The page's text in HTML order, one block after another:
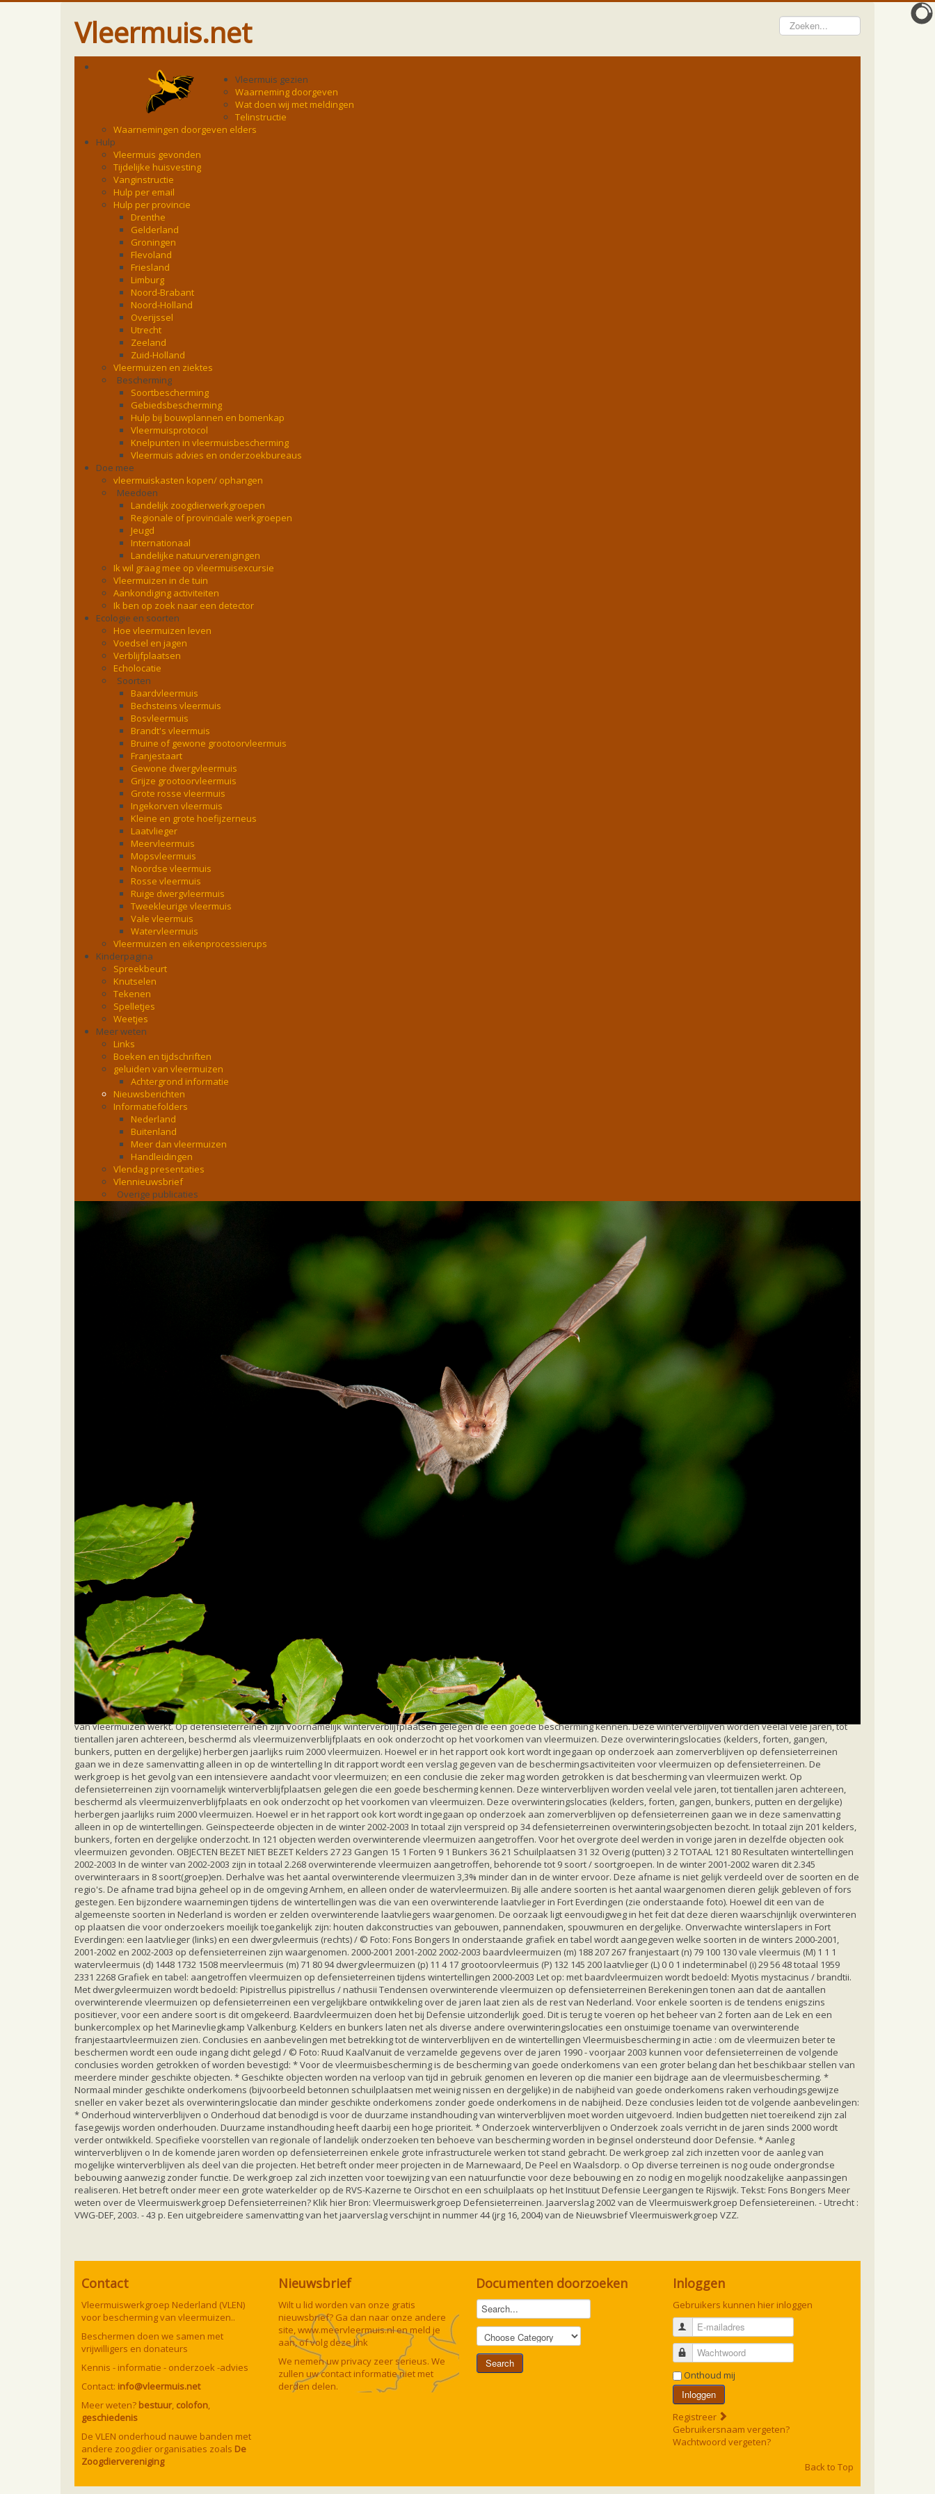
Vleermuis.net
Vleermuis gezien
Waarneming doorgeven
Wat doen wij met meldingen
Telinstructie
Waarnemingen doorgeven elders
Hulp
Vleermuis gevonden
Tijdelijke huisvesting
Vanginstructie
Hulp per email
Hulp per provincie
Drenthe
Gelderland
Groningen
Flevoland
Friesland
Limburg
Noord-Brabant
Noord-Holland
Overijssel
Utrecht
Zeeland
Zuid-Holland
Vleermuizen en ziektes
Bescherming
Soortbescherming
Gebiedsbescherming
Hulp bij bouwplannen en bomenkap
Vleermuisprotocol
Knelpunten in vleermuisbescherming
Vleermuis advies en onderzoekbureaus
Doe mee
vleermuiskasten kopen/ ophangen
Meedoen
Landelijk zoogdierwerkgroepen
Regionale of provinciale werkgroepen
Jeugd
Internationaal
Landelijke natuurverenigingen
Ik wil graag mee op vleermuisexcursie
Vleermuizen in de tuin
Aankondiging activiteiten
Ik ben op zoek naar een detector
Ecologie en soorten
Hoe vleermuizen leven
Voedsel en jagen
Verblijfplaatsen
Echolocatie
Soorten
Baardvleermuis
Bechsteins vleermuis
Bosvleermuis
Brandt's vleermuis
Bruine of gewone grootoorvleermuis
Franjestaart
Gewone dwergvleermuis
Grijze grootoorvleermuis
Grote rosse vleermuis
Ingekorven vleermuis
Kleine en grote hoefijzerneus
Laatvlieger
Meervleermuis
Mopsvleermuis
Noordse vleermuis
Rosse vleermuis
Ruige dwergvleermuis
Tweekleurige vleermuis
Vale vleermuis
Watervleermuis
Vleermuizen en eikenprocessierups
Kinderpagina
Spreekbeurt
Knutselen
Tekenen
Spelletjes
Weetjes
Meer weten
Links
Boeken en tijdschriften
geluiden van vleermuizen
Achtergrond informatie
Nieuwsberichten
Informatiefolders
Nederland
Buitenland
Meer dan vleermuizen
Handleidingen
Vlendag presentaties
Vlennieuwsbrief
Overige publicaties
zoonose info (rabies, corona, etc)
rapporten
Home Meer weten Resultaten Wintertellingen 2000-2003 Vleermuiswerkgroep Defensieterreinen
Resultaten Wintertellingen 2000-2003 Vleermuiswerkgroep Defensieterreinen
In juni 2003 is het 3e jaarverslag van de Vleermuiswerkgroep Defensieterreinen (VWG-DEF) verschenen. In dit rapport wordt een verslag gegeven van de beschermingsactiviteiten voor
vleermuizen op defensieterreinen. De werkgroep is het gevolg van een intensievere aandacht voor vleermuizen; en een conclusie die zeker mag worden getrokken is dat bescherming
van vleermuizen werkt. Op defensieterreinen zijn voornamelijk winterverblijfplaatsen gelegen die een goede bescherming kennen. Deze winterverblijven worden veelal vele jaren, tot
tientallen jaren achtereen, beschermd als vleermuizenverblijfplaats en ook onderzocht op het voorkomen van vleermuizen. Deze overwinteringslocaties (kelders, forten, gangen,
bunkers, putten en dergelijke) herbergen jaarlijks ruim 2000 vleermuizen. Hoewel er in het rapport ook kort wordt ingegaan op onderzoek aan zomerverblijven op defensieterreinen
gaan we in deze samenvatting alleen in op de wintertelling In dit rapport wordt een verslag gegeven van de beschermingsactiviteiten voor vleermuizen op defensieterreinen. De
werkgroep is het gevolg van een intensievere aandacht voor vleermuizen; en een conclusie die zeker mag worden getrokken is dat bescherming van vleermuizen werkt. Op
defensieterreinen zijn voornamelijk winterverblijfplaatsen gelegen die een goede bescherming kennen. Deze winterverblijven worden veelal vele jaren, tot tientallen jaren achtereen,
beschermd als vleermuizenverblijfplaats en ook onderzocht op het voorkomen van vleermuizen. Deze overwinteringslocaties (kelders, forten, gangen, bunkers, putten en dergelijke)
herbergen jaarlijks ruim 2000 vleermuizen. Hoewel er in het rapport ook kort wordt ingegaan op onderzoek aan zomerverblijven op defensieterreinen gaan we in deze samenvatting
alleen in op de wintertellingen. Geïnspecteerde objecten in de winter 2002-2003 In totaal zijn verspreid op 34 defensieterreinen overwinteringsobjecten bezocht. In totaal zijn 201 kelders,
bunkers, forten en dergelijke onderzocht. In 121 objecten werden overwinterende vleermuizen aangetroffen. Voor het overgrote deel werden in vorige jaren in dezelfde objecten ook
vleermuizen gevonden. OBJECTEN BEZET NIET BEZET Kelders 27 23 Gangen 15 1 Forten 9 1 Bunkers 36 21 Schuilplaatsen 31 32 Overig (putten) 3 2 TOTAAL 121 80 Resultaten wintertellingen
2002-2003 In de winter van 2002-2003 zijn in totaal 2.268 overwinterende vleermuizen aangetroffen, behorende tot 9 soort / soortgroepen. In de winter 2001-2002 waren dit 2.345
overwinteraars in 8 soort(groep)en. Derhalve was het aantal overwinterende vleermuizen 3,3% minder dan in de winter ervoor. Deze afname is niet gelijk verdeeld over de soorten en de
regio's. De afname trad bijna geheel op in de omgeving Arnhem, en alleen onder de watervleermuizen. Bij alle andere soorten is het aantal waargenomen dieren gelijk gebleven of fors
gestegen. Een bijzondere waarnemingen tijdens de wintertellingen was die van een overwinterende laatvlieger in Fort Everdingen (zie onderstaande foto). Hoewel dit een van de
algemeenste soorten in Nederland is worden er zelden overwinterende laatvliegers waargenomen. De oorzaak ligt eenvoudigweg in het feit dat deze dieren waarschijnlijk overwinteren
op plaatsen die voor onderzoekers moeilijk toegankelijk zijn: houten dakconstructies van gebouwen, pannendaken, spouwmuren en dergelijke. Onverwachte winterslapers in Fort
Everdingen: een laatvlieger (links) en een dwergvleermuis (rechts) / © Foto: Fons Bongers In onderstaande grafiek en tabel wordt aangegeven welke soorten in de winters 2000-2001,
2001-2002 en 2002-2003 op defensieterreinen zijn waargenomen. 2000-2001 2001-2002 2002-2003 baardvleermuizen (m) 188 207 267 franjestaart (n) 79 100 130 vale vleermuis (M) 1 1 1
watervleermuis (d) 1448 1732 1508 meervleermuis (m) 71 80 94 dwergvleermuizen (p) 11 4 17 grootoorvleermuis (P) 132 145 200 laatvlieger (L) 0 0 1 indeterminabel (i) 29 56 48 totaal 1959
2331 2268 Grafiek en tabel: aangetroffen vleermuizen op defensieterreinen tijdens wintertellingen 2000-2003 Let op: met baardvleermuizen wordt bedoeld: Myotis mystacinus / brandtii.
Met dwergvleermuizen wordt bedoeld: Pipistrellus pipistrellus / nathusii Tendensen overwinterende vleermuizen op defensieterreinen Berekeningen tonen aan dat de aantallen
overwinterende vleermuizen op defensieterreinen een vergelijkbare ontwikkeling over de jaren laat zien als de rest van Nederland. Voor enkele soorten is de tendens enigszins
positiever, voor een andere soort is dit omgekeerd. Baardvleermuizen doen het bij Defensie uitzonderlijk goed. Dit is terug te voeren op het beheer van 2 forten aan de Lek en een
bunkercomplex op het Marinevliegkamp Valkenburg. Kelders en bunkers laten net als diverse andere overwinteringslocaties een onstuimige toename van overwinterende
franjestaartvleermuizen zien. Conclusies en aanbevelingen met betrekking tot de winterverblijven en de wintertellingen Vleermuisbescherming in actie : om de vleermuizen beter te
beschermen wordt een oude ingang dicht gelegd / © Foto: Ruud KaalVanuit de verzamelde gegevens over de jaren 1990 - voorjaar 2003 kunnen voor defensieterreinen de volgende
conclusies worden getrokken of worden bevestigd: * Voor de vleermuisbescherming is de bescherming van goede onderkomens van een groter belang dan het beschikbaar stellen van
meerdere minder geschikte objecten. * Geschikte objecten worden na verloop van tijd in gebruik genomen en leveren op die manier een bijdrage aan de vleermuisbescherming. *
Normaal minder geschikte onderkomens (bijvoorbeeld betonnen schuilplaatsen met weinig nissen en dergelijke) in de nabijheid van goede onderkomens raken verhoudingsgewijze
sneller en vaker bezet als overwinteringslocatie dan minder geschikte onderkomens zonder goede onderkomens in de nabijheid. Deze conclusies leiden tot de volgende aanbevelingen:
* Onderhoud winterverblijven o Onderhoud dat benodigd is voor de duurzame instandhouding van winterverblijven moet worden uitgevoerd. Indien budgetten niet toereikend zijn zal
fasegewijs worden onderhouden. Duurzame instandhouding heeft daarbij een hoge prioriteit. * Onderzoek winterverblijven o Onderzoek zoals verricht in de jaren sinds 2000 wordt
verder ontwikkeld. Specifieke voorstellen van regionale of landelijk onderzoeken ten behoeve van bescherming worden in beginsel ondersteund door Defensie. * Aanleg
winterverblijven o In de komende jaren worden op defensieterreinen enkele grote infrastructurele werken tot stand gebracht. De werkgroep zal zich inzetten voor de aanleg van
mogelijke winterverblijven als deel van die projecten. Het betreft onder meer projecten in de Marnewaard, De Peel en Waalsdorp. o Op diverse terreinen is nog oude ondergrondse
bebouwing aanwezig zonder functie. De werkgroep zal zich inzetten voor toewijzing van een natuurfunctie voor deze bebouwing en zo nodig en mogelijk noodzakelijke aanpassingen
realiseren. Het betreft onder meer een grote waterkelder op de RVS-Kazerne te Oirschot en een schuilplaats op het Instituut Defensie Leergangen te Rijswijk. Tekst: Fons Bongers Meer
weten over de Vleermuiswerkgroep Defensieterreinen? Klik hier Bron: Vleermuiswerkgroep Defensieterreinen. Jaarverslag 2002 van de Vleermuiswerkgroep Defensietereinen. - Utrecht :
VWG-DEF, 2003. - 43 p. Een uitgebreidere samenvatting van het jaarverslag verschijnt in nummer 44 (jrg 16, 2004) van de Nieuwsbrief Vleermuiswerkgroep VZZ.
Contact
Vleermuiswerkgroep Nederland (VLEN)
voor bescherming van vleermuizen..
Beschermen doen we samen met
vrijwilligers en donateurs
Kennis - informatie - onderzoek -advies
Contact: info@vleermuis.net
Meer weten? bestuur, colofon
geschiedenis
De VLEN onderhoud nauwe banden met
andere zoogdier organisaties zoals De
Zoogdiervereniging
Nieuwsbrief
Wilt u lid worden van onze gratis
nieuwsbrief? Ga dan naar onze andere
site,www.meervleermuis.nlen meld je
aan, of volg dezelink
We nemen uw privacy zeer serieus. We
zullen uw contact informatie niet met
derden delen.
Documenten doorzoeken Inloggen
Gebruikers kunnen hier inloggen
E-mailadres
Wachtwoord
Onthoud mij
Inloggen
Registreer
Gebruikersnaam vergeten?
Wachtwoord vergeten?
Back to Top